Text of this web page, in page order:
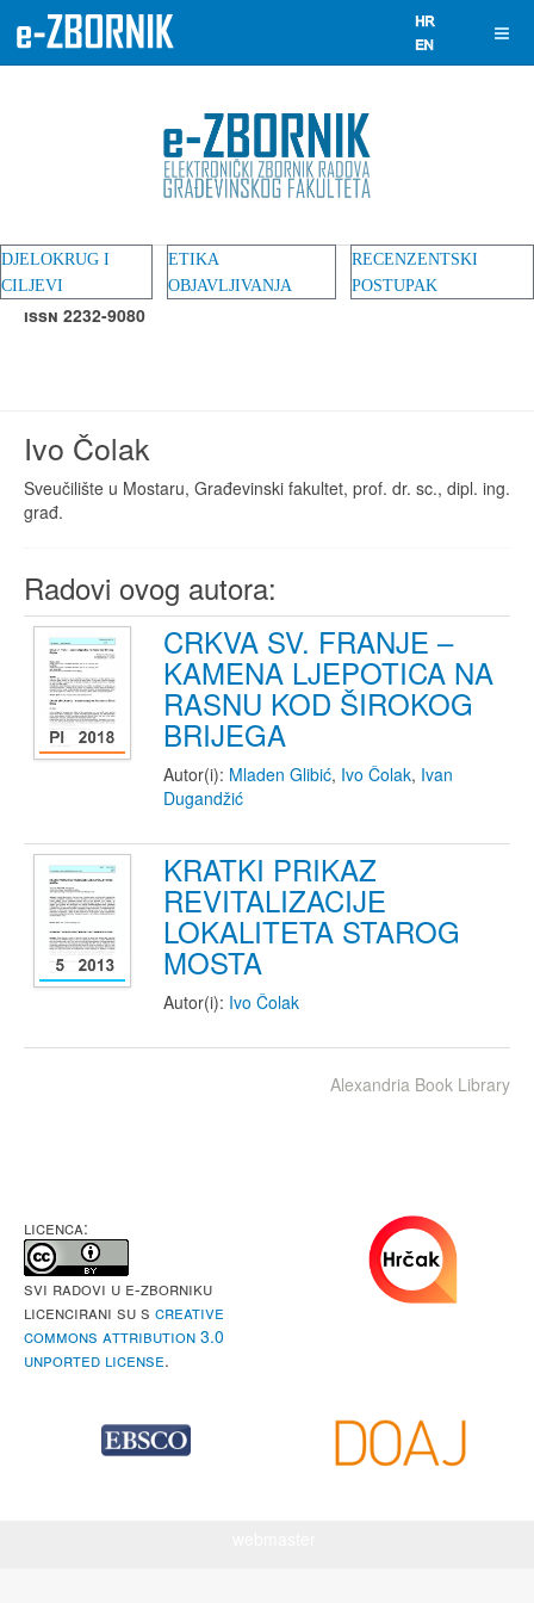
DJELOKRUG I
CILJEVI
ETIKA
OBJAVLJIVANJA
RECENZENTSKI
POSTUPAK
ISSN 2232-9080
Ivo Čolak
Sveučilište u Mostaru, Građevinski fakultet, prof. dr. sc., dipl. ing.
građ.
Radovi ovog autora:
CRKVA SV. FRANJE –
KAMENA LJEPOTICA NA
RASNU KOD ŠIROKOG
BRIJEGA
Autor(i): Mladen Glibić, Ivo Čolak, Ivan
Dugandžić
KRATKI PRIKAZ
REVITALIZACIJE
LOKALITETA STAROG
MOSTA
Autor(i): Ivo Čolak
Alexandria Book Library
LICENCA:
Svi radovi u e-Zborniku
licencirani su s Creative
Commons Attribution 3.0
Unported License.